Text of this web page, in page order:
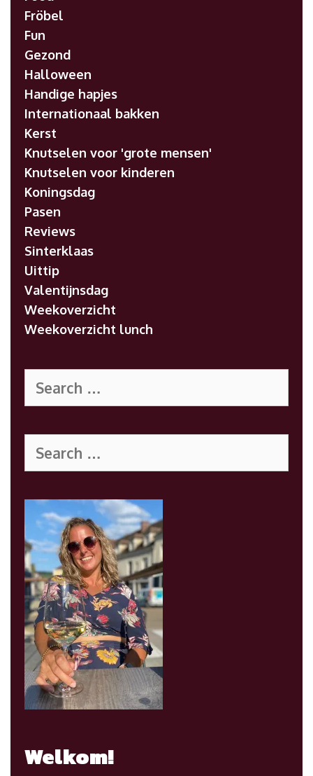
Fröbel
Fun
Gezond
Halloween
Handige hapjes
Internationaal bakken
Kerst
Knutselen voor 'grote mensen'
Knutselen voor kinderen
Koningsdag
Pasen
Reviews
Sinterklaas
Uittip
Valentijnsdag
Weekoverzicht
Weekoverzicht lunch
for:
for:
Welkom!